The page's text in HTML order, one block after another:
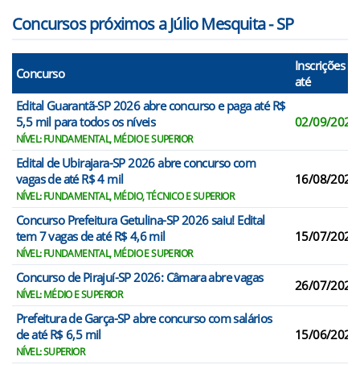
Concursos próximos a Júlio Mesquita - SP
Concurso
Inscrições
até
Edital Guarantã-SP 2026 abre concurso e paga até R$
5,5 mil para todos os níveis
NÍVEL: FUNDAMENTAL, MÉDIO E SUPERIOR
02/09/2026
Edital de Ubirajara-SP 2026 abre concurso com
vagas de até R$ 4 mil
NÍVEL: FUNDAMENTAL, MÉDIO, TÉCNICO E SUPERIOR
16/08/2026
Concurso Prefeitura Getulina-SP 2026 saiu! Edital
tem 7 vagas de até R$ 4,6 mil
NÍVEL: FUNDAMENTAL, MÉDIO E SUPERIOR
15/07/2026
Concurso de Pirajuí-SP 2026: Câmara abre vagas
NÍVEL: MÉDIO E SUPERIOR
26/07/2026
Prefeitura de Garça-SP abre concurso com salários
de até R$ 6,5 mil
NÍVEL: SUPERIOR
15/06/2026